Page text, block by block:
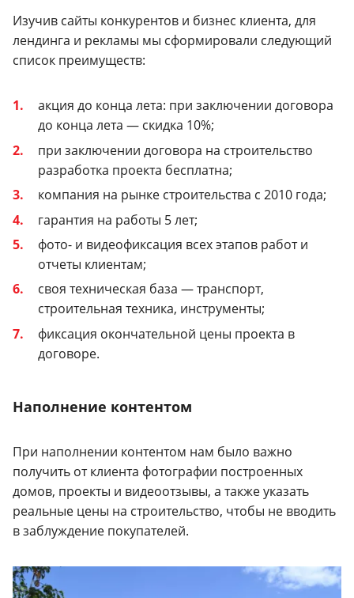
Изучив сайты конкурентов и бизнес клиента, для
лендинга и рекламы мы сформировали следующий
список преимуществ:
акция до конца лета: при заключении договора
до конца лета — скидка 10%;
при заключении договора на строительство
разработка проекта бесплатна;
компания на рынке строительства с 2010 года;
гарантия на работы 5 лет;
фото- и видеофиксация всех этапов работ и
отчеты клиентам;
своя техническая база — транспорт,
строительная техника, инструменты;
фиксация окончательной цены проекта в
договоре.
Наполнение контентом
При наполнении контентом нам было важно
получить от клиента фотографии построенных
домов, проекты и видеоотзывы, а также указать
реальные цены на строительство, чтобы не вводить
в заблуждение покупателей.